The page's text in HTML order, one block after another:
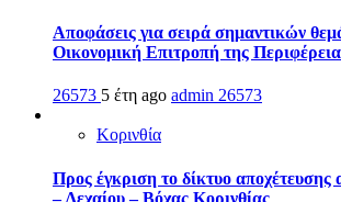
Αποφάσεις για σειρά σημαντικών
Οικονομική Επιτροπή της
26573 5 έτη ago admin 26573
Κορινθία
Προς έγκριση το δίκτυο
– Λεχαίου – Βόχας Κορινθίας